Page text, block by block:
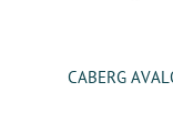
CABERG